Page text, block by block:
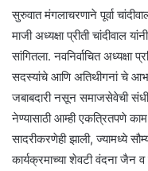
सुरुवात मंगलाचरणाने पूर्वा
माजी अध्यक्षा प्रीती चांदीवाल
सांगितला. नवनिर्वाचित अध्यक्षा
सदस्यांचे आणि अतिथीगनां चे
जबाबदारी नसून समाजसेवेची
नेण्यासाठी आम्ही एकत्रितपणे
सादरीकरणेही झाली, ज्यामध्ये
कार्यक्रमाच्या शेवटी वंदना जैन व